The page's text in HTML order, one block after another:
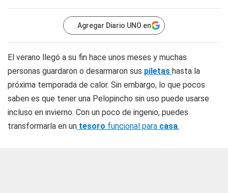
Agregar Diario UNO en
El verano llegó a su fin hace unos meses y muchas
personas guardaron o desarmaron sus piletas hasta la
próxima temporada de calor. Sin embargo, lo que pocos
saben es que tener una Pelopincho sin uso puede usarse
incluso en invierno. Con un poco de ingenio, puedes
transformarla en un tesoro funcional para casa.